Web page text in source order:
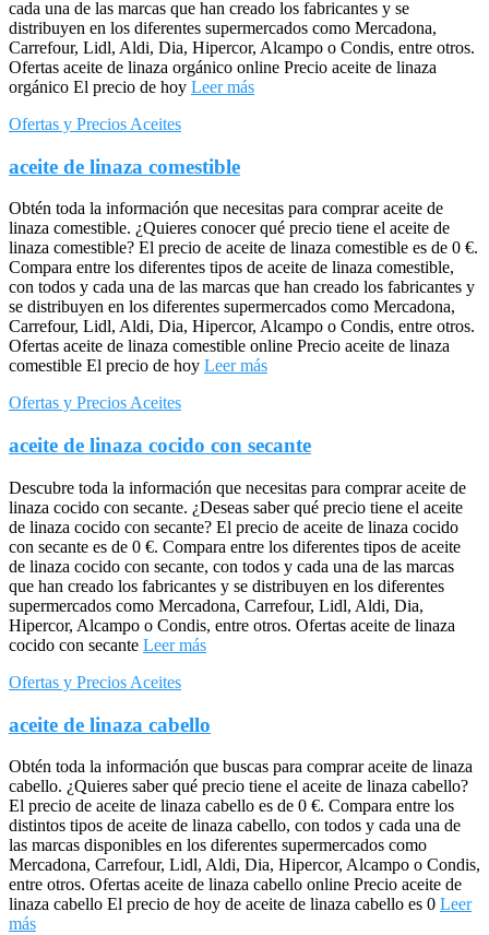
cada una de las marcas que han creado los fabricantes y se
distribuyen en los diferentes supermercados como Mercadona,
Carrefour, Lidl, Aldi, Dia, Hipercor, Alcampo o Condis, entre otros.
Ofertas aceite de linaza orgánico online Precio aceite de linaza
orgánico El precio de hoy Leer más
Ofertas y Precios Aceites
aceite de linaza comestible
Obtén toda la información que necesitas para comprar aceite de
linaza comestible. ¿Quieres conocer qué precio tiene el aceite de
linaza comestible? El precio de aceite de linaza comestible es de 0 €.
Compara entre los diferentes tipos de aceite de linaza comestible,
con todos y cada una de las marcas que han creado los fabricantes y
se distribuyen en los diferentes supermercados como Mercadona,
Carrefour, Lidl, Aldi, Dia, Hipercor, Alcampo o Condis, entre otros.
Ofertas aceite de linaza comestible online Precio aceite de linaza
comestible El precio de hoy Leer más
Ofertas y Precios Aceites
aceite de linaza cocido con secante
Descubre toda la información que necesitas para comprar aceite de
linaza cocido con secante. ¿Deseas saber qué precio tiene el aceite
de linaza cocido con secante? El precio de aceite de linaza cocido
con secante es de 0 €. Compara entre los diferentes tipos de aceite
de linaza cocido con secante, con todos y cada una de las marcas
que han creado los fabricantes y se distribuyen en los diferentes
supermercados como Mercadona, Carrefour, Lidl, Aldi, Dia,
Hipercor, Alcampo o Condis, entre otros. Ofertas aceite de linaza
cocido con secante Leer más
Ofertas y Precios Aceites
aceite de linaza cabello
Obtén toda la información que buscas para comprar aceite de linaza
cabello. ¿Quieres saber qué precio tiene el aceite de linaza cabello?
El precio de aceite de linaza cabello es de 0 €. Compara entre los
distintos tipos de aceite de linaza cabello, con todos y cada una de
las marcas disponibles en los diferentes supermercados como
Mercadona, Carrefour, Lidl, Aldi, Dia, Hipercor, Alcampo o Condis,
entre otros. Ofertas aceite de linaza cabello online Precio aceite de
linaza cabello El precio de hoy de aceite de linaza cabello es 0 Leer
más